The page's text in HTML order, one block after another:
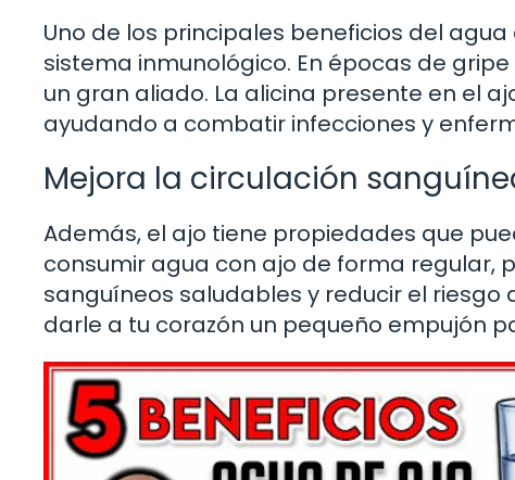
Uno de los principales beneficios del
sistema inmunológico. En épocas de
un gran aliado. La alicina presente en el
ayudando a combatir infecciones y
Mejora la circulación
Además, el ajo tiene propiedades que
consumir agua con ajo de forma regular,
sanguíneos saludables y reducir el
darle a tu corazón un pequeño empujón